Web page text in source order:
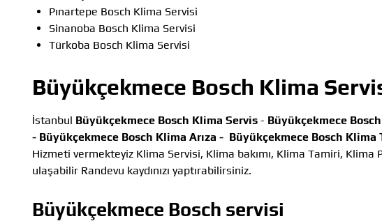
Pınartepe Bosch Klima Servisi
Sinanoba Bosch Klima Servisi
Türkoba Bosch Klima Servisi
Büyükçekmece Bosch Klima
İstanbul Büyükçekmece Bosch Klima Servis - Büyükçekmece
- Büyükçekmece Bosch Klima Arıza - Büyükçekmece Bosch Klima
Hizmeti vermekteyiz Klima Servisi, Klima bakımı, Klima Tamiri, Klima
ulaşabilir Randevu kaydınızı yaptırabilirsiniz.
Büyükçekmece Bosch servisi